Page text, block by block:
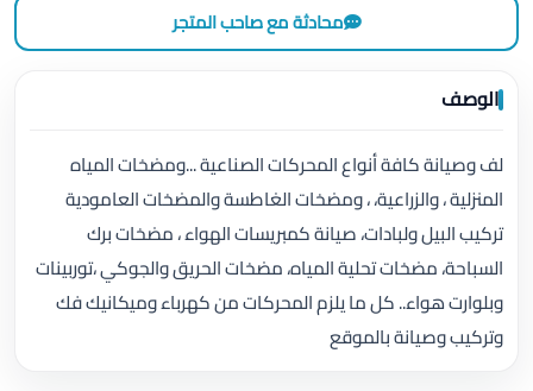
محادثة مع صاحب المتجر
الوصف
لف وصيانة كافة أنواع المحركات الصناعية ...ومضخات المياه
المنزلية ، والزراعية، ، ومضخات الغاطسة والمضخات العامودية
تركيب البيل ولبادات، صيانة كمبريسات الهواء ، مضخات برك
السباحة، مضخات تحلية المياه، مضخات الحريق والجوكي ،توربينات
وبلوارت هواء.. كل ما يلزم المحركات من كهرباء وميكانيك فك
وتركيب وصيانة بالموقع